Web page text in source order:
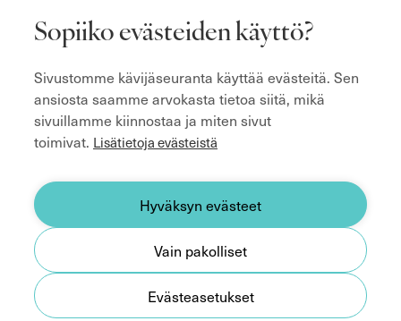
Sopiiko evästeiden käyttö?
Sivustomme kävijäseuranta käyttää evästeitä. Sen
ansiosta saamme arvokasta tietoa siitä, mikä
sivuillamme kiinnostaa ja miten sivut
toimivat. Lisätietoja evästeistä
Hyväksyn evästeet
Vain pakolliset
Evästeasetukset
Tietoa meistä
Mikä DIF on?
Organisaatio
Hyvän hallitustyön kulmakivet
Säännöt
Etsitkö hallitusjäsentä?
Yhteystiedot
Medialle